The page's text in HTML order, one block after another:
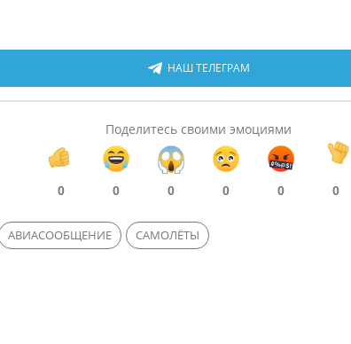
НАШ ТЕЛЕГРАМ
Поделитесь своими эмоциями
0 0 0 0 0 0
АВИАСООБЩЕНИЕ САМОЛЁТЫ